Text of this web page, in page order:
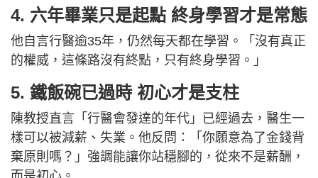
4. 六年畢業只是起點 終身學習才是常態
他自言行醫逾35年，仍然每天都在學習。「沒有真正
的權威，這條路沒有終點，只有終身學習。」
5. 鐵飯碗已過時 初心才是支柱
陳教授直言「行醫會發達的年代」已經過去，醫生一
樣可以被減薪、失業。他反問：「你願意為了金錢背
棄原則嗎？」強調能讓你站穩腳的，從來不是薪酬，